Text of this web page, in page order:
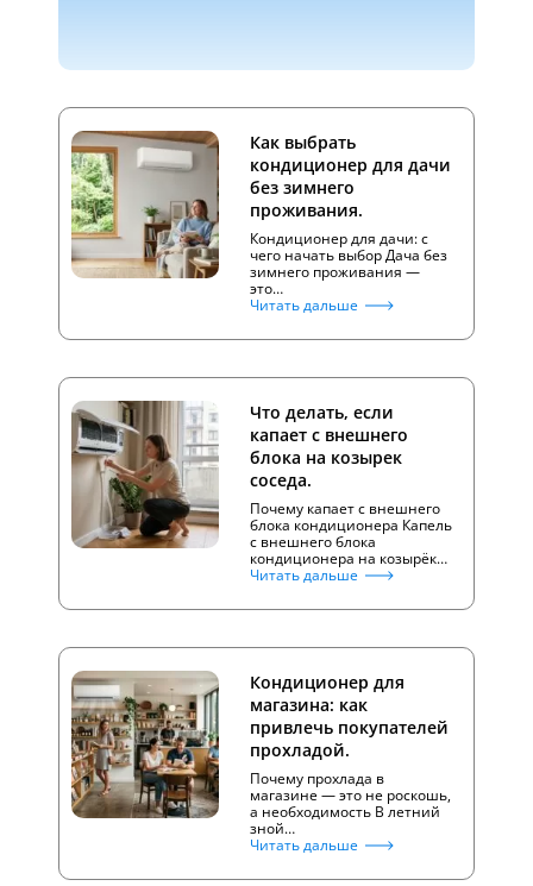
Как выбрать
кондиционер для дачи
без зимнего
проживания.
Кондиционер для дачи: с
чего начать выбор Дача без
зимнего проживания —
это…
Читать дальше
Что делать, если
капает с внешнего
блока на козырек
соседа.
Почему капает с внешнего
блока кондиционера Капель
с внешнего блока
кондиционера на козырёк…
Читать дальше
Кондиционер для
магазина: как
привлечь покупателей
прохладой.
Почему прохлада в
магазине — это не роскошь,
а необходимость В летний
зной…
Читать дальше